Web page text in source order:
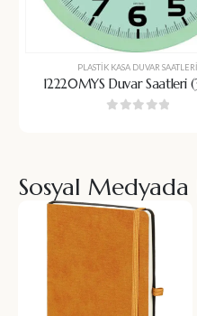
PLASTIK KASA DUVAR SAATLERI
12220MYS Duvar Saatleri
Sosyal